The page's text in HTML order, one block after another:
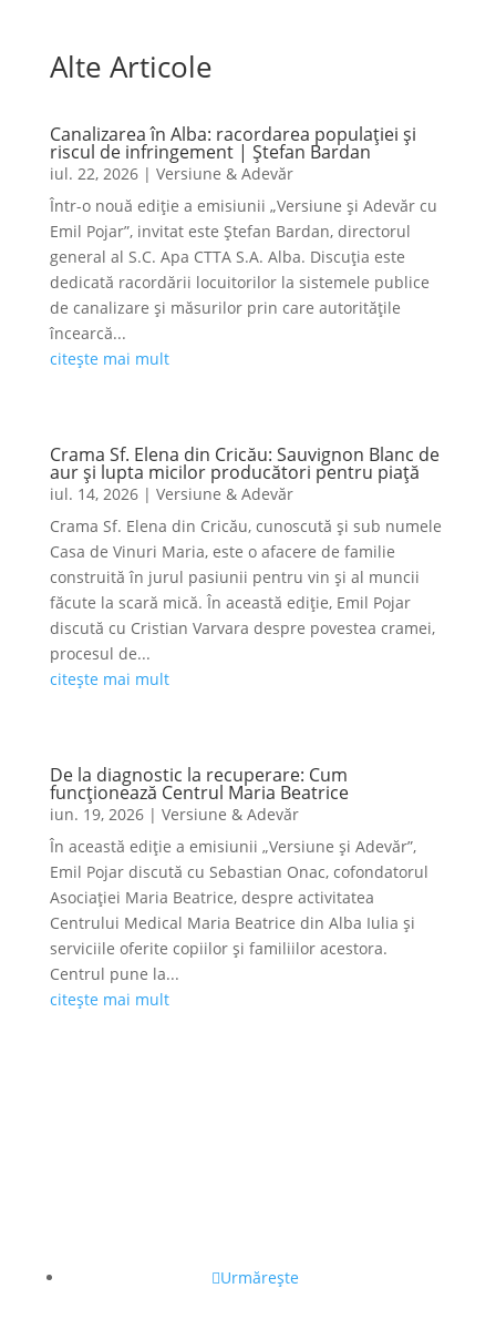
Alte Articole
Canalizarea în Alba: racordarea populației și
riscul de infringement | Ștefan Bardan
iul. 22, 2026| Versiune & Adevăr
Într-o nouă ediție a emisiunii „Versiune și Adevăr cu
Emil Pojar”, invitat este Ștefan Bardan, directorul
general al S.C. Apa CTTA S.A. Alba. Discuția este
dedicată racordării locuitorilor la sistemele publice
de canalizare și măsurilor prin care autoritățile
încearcă...
citește mai mult
Crama Sf. Elena din Cricău: Sauvignon Blanc de
aur și lupta micilor producători pentru piață
iul. 14, 2026| Versiune & Adevăr
Crama Sf. Elena din Cricău, cunoscută și sub numele
Casa de Vinuri Maria, este o afacere de familie
construită în jurul pasiunii pentru vin și al muncii
făcute la scară mică. În această ediție, Emil Pojar
discută cu Cristian Varvara despre povestea cramei,
procesul de...
citește mai mult
De la diagnostic la recuperare: Cum
funcționează Centrul Maria Beatrice
iun. 19, 2026| Versiune & Adevăr
În această ediție a emisiunii „Versiune și Adevăr”,
Emil Pojar discută cu Sebastian Onac, cofondatorul
Asociației Maria Beatrice, despre activitatea
Centrului Medical Maria Beatrice din Alba Iulia și
serviciile oferite copiilor și familiilor acestora.
Centrul pune la...
citește mai mult
Urmărește